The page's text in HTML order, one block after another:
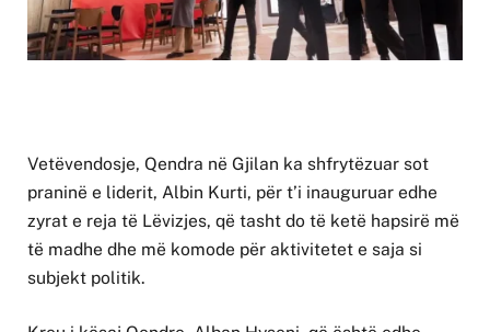
Vetëvendosje, Qendra në Gjilan ka shfrytëzuar sot
praninë e liderit, Albin Kurti, për t’i inauguruar edhe
zyrat e reja të Lëvizjes, që tasht do të ketë hapsirë më
të madhe dhe më komode për aktivitetet e saja si
subjekt politik.